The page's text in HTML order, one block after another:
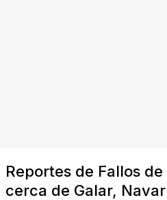
Reportes de Fallos
cerca de Galar,